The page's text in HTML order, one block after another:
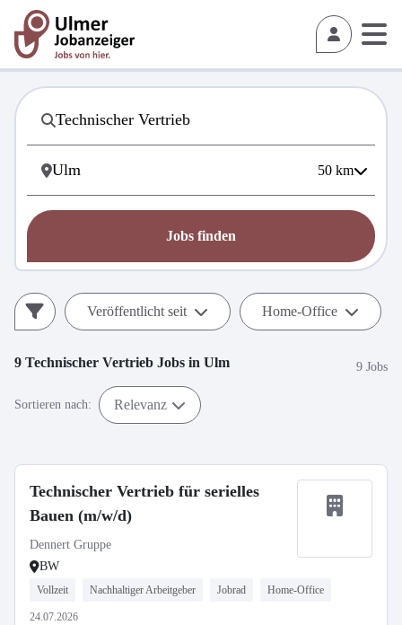
50 km
Jobs finden
Veröffentlicht seit Home-Office
9 Technischer Vertrieb Jobs in Ulm 9 Jobs
Sortieren nach: Relevanz
Technischer Vertrieb für serielles
Bauen (m/w/d)
Dennert Gruppe
BW
Vollzeit Nachhaltiger Arbeitgeber Jobrad Home-Office
24.07.2026